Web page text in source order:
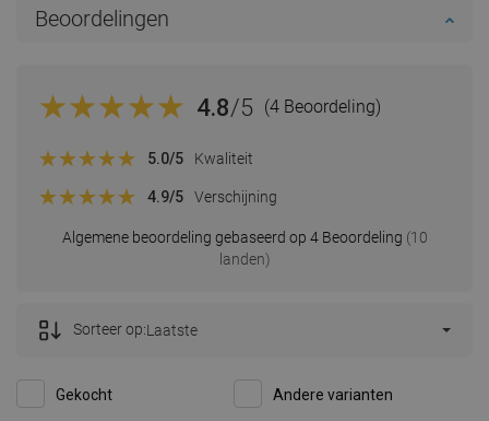
Beoordelingen
4.8/5 (4 Beoordeling)
Algemene beoordeling gebaseerd op 4 Beoordeling (10
landen)
5.0/5 Kwaliteit
4.9/5 Verschijning
Gekocht Andere varianten
Sorteer op:Laatste